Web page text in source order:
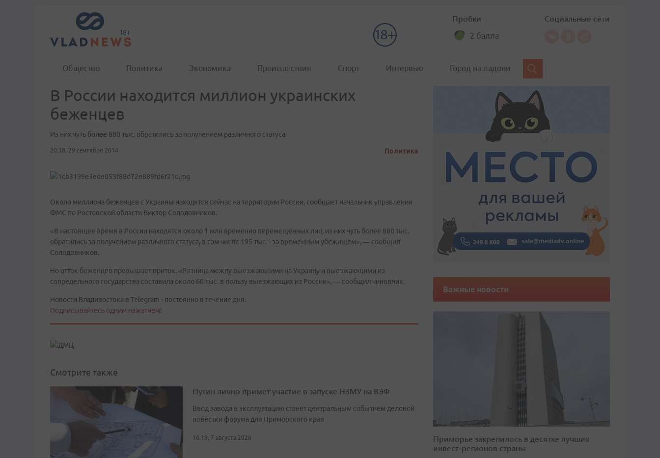
Пробки
2 балла
Социальные сети
Общество Политика Экономика Происшествия Спорт Интервью Город на ладони
В России находится миллион украинских
беженцев
Из них чуть более 880 тыс. обратились за получением различного статуса
20:38, 29 сентября 2014 Политика
Около миллиона беженцев с Украины находятся сейчас на территории России, сообщает начальник управления
ФМС по Ростовской области Виктор Солодовников.
«В настоящее время в России находятся около 1 млн временно перемещенных лиц, из них чуть более 880 тыс.
обратились за получением различного статуса, в том числе 195 тыс. - за временным убежищем», — сообщил
Солодовников.
Но отток беженцев превышает приток. «Разница между выезжающими на Украину и выезжающими из
сопредельного государства составила около 60 тыс. в пользу выезжающих из России», — сообщил чиновник.
Новости Владивостока в Telegram - постоянно в течение дня.
Подписывайтесь одним нажатием!
Смотрите также
Путин лично примет участие в запуске НЗМУ на ВЭФ
Ввод завода в эксплуатацию станет центральным событием деловой
повестки форума для Приморского края
16:19, 7 августа 2026
Важные новости
Приморье закрепилось в десятке лучших
инвест-регионов страны